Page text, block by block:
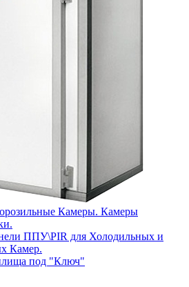
Камеры. Камеры
ППУ\PIR для Холодильных и
Камер.
под "Ключ"